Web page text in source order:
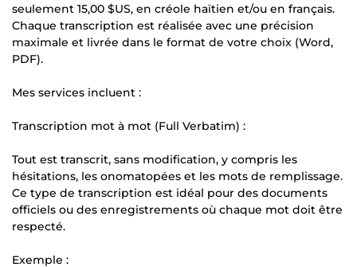
seulement 15,00 $US, en créole haïtien et/ou en français.
Chaque transcription est réalisée avec une précision
maximale et livrée dans le format de votre choix (Word,
PDF).
Mes services incluent :
Transcription mot à mot (Full Verbatim) :
Tout est transcrit, sans modification, y compris les
hésitations, les onomatopées et les mots de remplissage.
Ce type de transcription est idéal pour des documents
officiels ou des enregistrements où chaque mot doit être
respecté.
Exemple :